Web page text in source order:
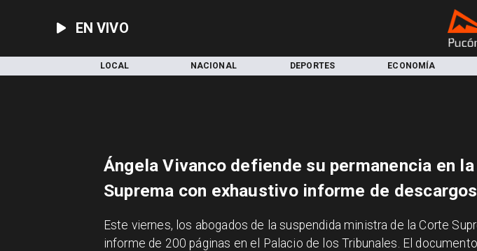
EN VIVO
LOCAL NACIONAL DEPORTES ECONOMÍA
Ángela Vivanco defiende su permanencia en
Suprema con exhaustivo informe de descargos
​Este viernes, los abogados de la suspendida ministra de la Corte
informe de 200 páginas en el Palacio de los Tribunales. El